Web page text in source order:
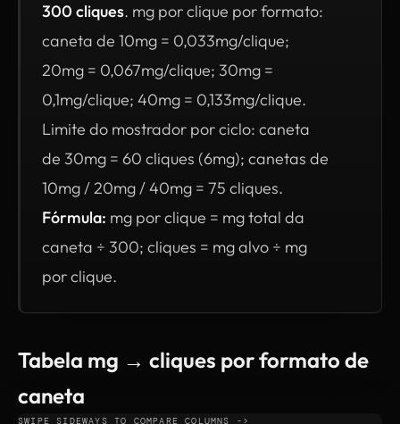
300 cliques. mg por clique por formato:
caneta de 10mg = 0,033mg/clique;
20mg = 0,067mg/clique; 30mg =
0,1mg/clique; 40mg = 0,133mg/clique.
Limite do mostrador por ciclo: caneta
de 30mg = 60 cliques (6mg); canetas de
10mg / 20mg / 40mg = 75 cliques.
Fórmula: mg por clique = mg total da
caneta ÷ 300; cliques = mg alvo ÷ mg
por clique.
Tabela mg → cliques por formato de
caneta